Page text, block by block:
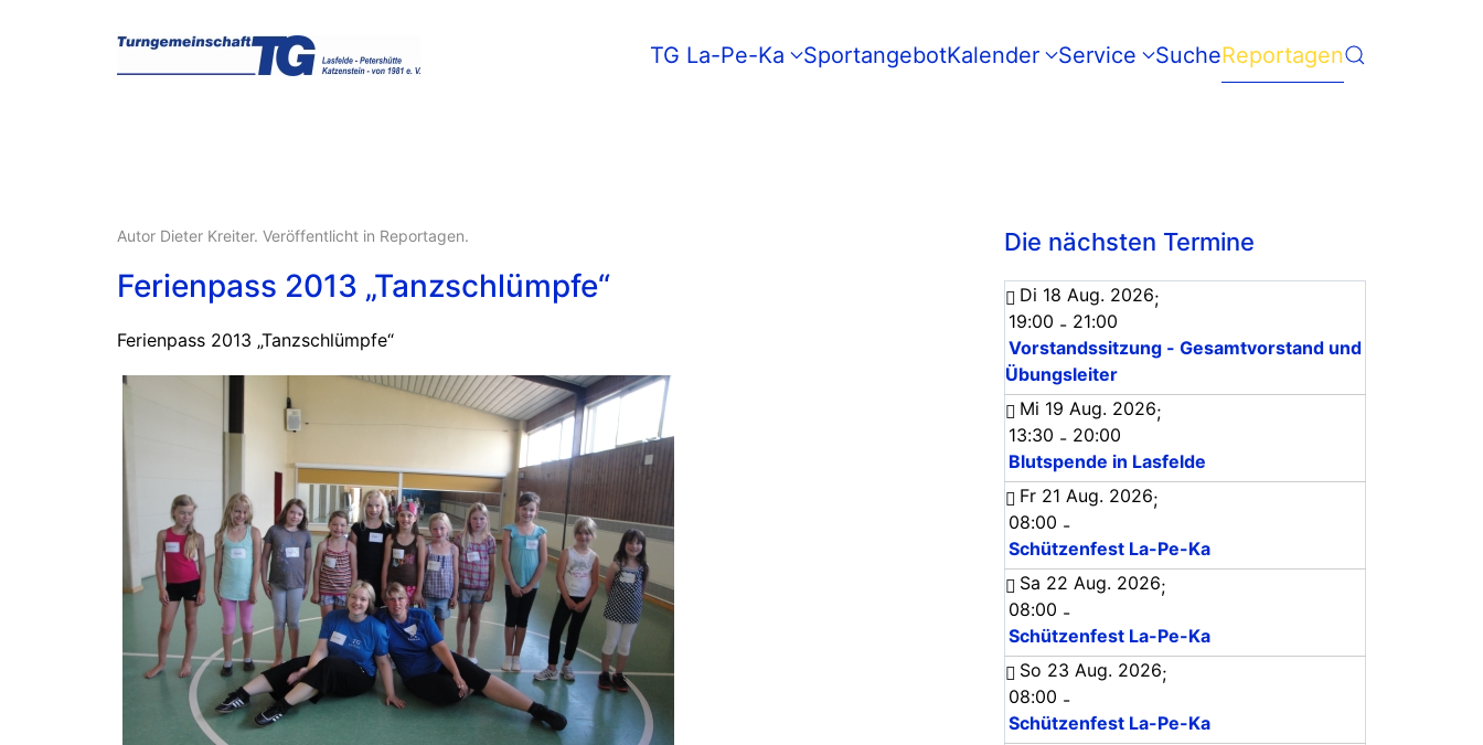
TG La-Pe-Ka SportangebotKalender Service SucheReportagen
Autor Dieter Kreiter. Veröffentlicht in Reportagen.
Ferienpass 2013 „Tanzschlümpfe“
Ferienpass 2013 „Tanzschlümpfe“
Die nächsten Termine
Di 18 Aug. 2026;
19:00 - 21:00
Vorstandssitzung - Gesamtvorstand und
Übungsleiter
Mi 19 Aug. 2026;
13:30 - 20:00
Blutspende in Lasfelde
Fr 21 Aug. 2026;
08:00 -
Schützenfest La-Pe-Ka
Sa 22 Aug. 2026;
08:00 -
Schützenfest La-Pe-Ka
So 23 Aug. 2026;
08:00 -
Schützenfest La-Pe-Ka